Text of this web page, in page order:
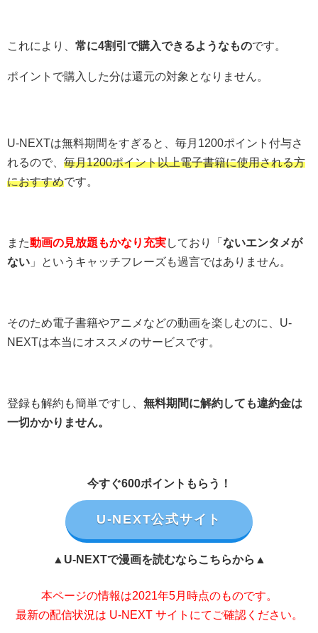
これにより、 常に4割引で購入できるようなものです。
ポイントで購入した分は還元の対象となりません。
U-NEXTは無料期間をすぎると、毎月1200ポイント付与さ
れるので、 毎月1200ポイント以上電子書籍に使用される方
におすすめです。
また動画の見放題もかなり充実しており「 ないエンタメが
ない 」というキャッチフレーズも過言ではありません。
そのため電子書籍やアニメなどの動画を楽しむのに、U-
NEXTは本当にオススメのサービスです。
登録も解約も簡単ですし、 無料期間に解約しても違約金は
一切かかりません。
今すぐ600ポイントもらう！
U-NEXT公式サイト
▲U-NEXTで漫画を読むならこちらから▲
本ページの情報は2021年5月時点のものです。
最新の配信状況は U-NEXT サイトにてご確認ください。